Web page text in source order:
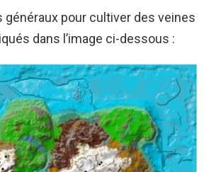
pour cultiver des veines
dans l’image ci-dessous :